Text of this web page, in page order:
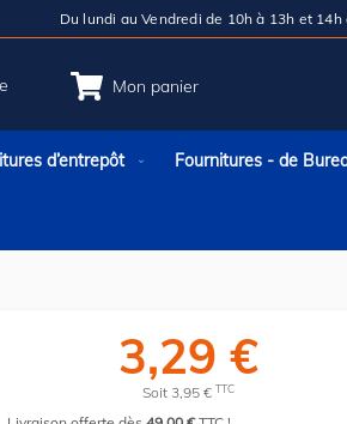
Du lundi au Vendredi de 10h à 13h et 14h
Mon panier
d’entrepôt Fournitures - de
3,29 €
Soit 3,95 € TTC